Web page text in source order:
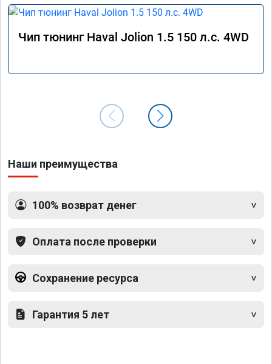
Чип тюнинг Haval Jolion 1.5 150 л.с. 4WD
Наши преимущества
100% возврат денег
Оплата после проверки
Сохранение ресурса
Гарантия 5 лет